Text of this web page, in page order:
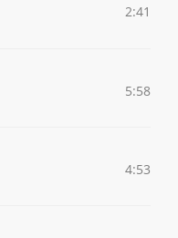
2:41
5:58
4:53